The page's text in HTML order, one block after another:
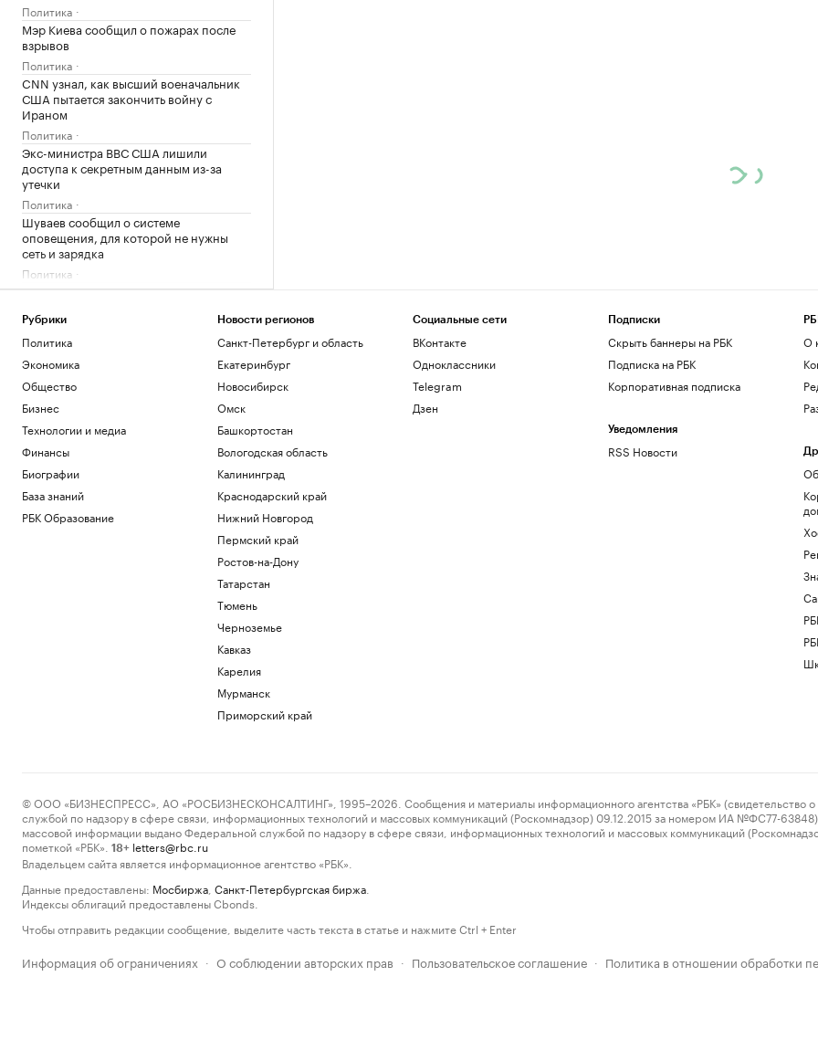
Политика
Мэр Киева сообщил о пожарах после
взрывов
Политика
CNN узнал, как высший военачальник
США пытается закончить войну с
Ираном
Политика
Экс-министра ВВС США лишили
доступа к секретным данным из-за
утечки
Политика
Шуваев сообщил о системе
оповещения, для которой не нужны
сеть и зарядка
Политика
В Московской области объявили
Политика
В Московской области второй раз за
ночь объявили ракетную опасность
Политика
Пентагон отстранил генерала,
отвечавшего за помощь Украине и
фланг НАТО
Политика
В США произошло крушение
пожарного вертолета с двумя членами
экипажа
Общество
Рубрики
Политика
Экономика
Общество
Бизнес
Технологии и медиа
Финансы
Биографии
База знаний
РБК Образование
Новости регионов
Санкт-Петербург и область
Екатеринбург
Новосибирск
Омск
Башкортостан
Вологодская область
Калининград
Краснодарский край
Нижний Новгород
Пермский край
Ростов-на-Дону
Татарстан
Тюмень
Черноземье
Кавказ
Карелия
Мурманск
Приморский край
Социальные сети
ВКонтакте
Одноклассники
Telegram
Дзен
Подписки
Скрыть баннеры на РБК
Подписка на РБК
Корпоративная подписка
Уведомления
RSS Новости
О
© ООО «БИЗНЕСПРЕСС», АО «РОСБИЗНЕСКОНСАЛТИНГ», 1995–2026. Сообщения и материалы информационного агентства «РБК» (свидетельство о
службой по надзору в сфере связи, информационных технологий и массовых коммуникаций (Роскомнадзор) 09.12.2015 за номером ИА №ФС77-63848)
массовой информации выдано Федеральной службой по надзору в сфере связи, информационных технологий и массовых коммуникаций
пометкой «РБК».
18+ letters@rbc.ru
Владельцем сайта является информационное агентство «РБК».
Данные предоставлены: Мосбиржа Санкт-Петербургская биржа
Индексы облигаций предоставлены Cbonds.
Чтобы отправить редакции сообщение, выделите часть текста в статье и нажмите Ctrl + Enter
Информация об ограничениях · О соблюдении авторских прав · Пользовательское соглашение · Политика в отношении обработки